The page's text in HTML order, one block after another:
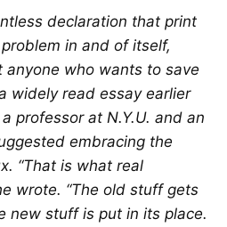
declaration that print
in and of itself,
anyone who wants to save
widely read essay earlier
professor at N.Y.U. and an
embracing the
“That is what real
wrote. “The old stuff gets
new stuff is put in its place.